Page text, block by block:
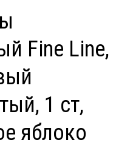
Fine Line,
1 ст,
яблоко